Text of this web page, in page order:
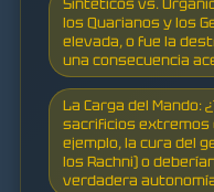
Sintéticos vs.
los Quarianos y los
elevada, o fue la
una consecuencia
La Carga del Mando:
sacrificios extremos
ejemplo, la cura del
los Rachni) o
verdadera